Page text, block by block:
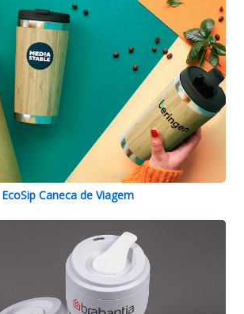
EcoSip Caneca de Viagem